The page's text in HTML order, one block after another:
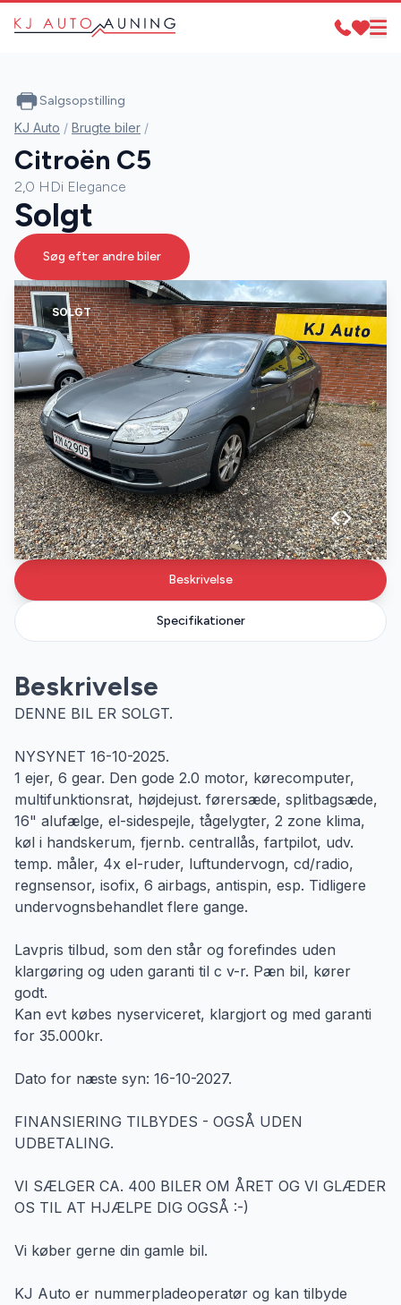
SOLGT
Specifikationer
Beskrivelse
Beskrivelse
DENNE BIL ER SOLGT.
NYSYNET 16-10-2025.
1 ejer, 6 gear. Den gode 2.0 motor, kørecomputer,
multifunktionsrat, højdejust. førersæde, splitbagsæde,
16" alufælge, el-sidespejle, tågelygter, 2 zone klima,
køl i handskerum, fjernb. centrallås, fartpilot, udv.
temp. måler, 4x el-ruder, luftundervogn, cd/radio,
regnsensor, isofix, 6 airbags, antispin, esp. Tidligere
undervognsbehandlet flere gange.
Lavpris tilbud, som den står og forefindes uden
klargøring og uden garanti til c v-r. Pæn bil, kører
godt.
Kan evt købes nyserviceret, klargjort og med garanti
for 35.000kr.
Dato for næste syn: 16-10-2027.
FINANSIERING TILBYDES - OGSÅ UDEN
UDBETALING.
VI SÆLGER CA. 400 BILER OM ÅRET OG VI GLÆDER
OS TIL AT HJÆLPE DIG OGSÅ :-)
Vi køber gerne din gamle bil.
KJ Auto er nummerpladeoperatør og kan tilbyde
Salgsopstilling
KJ Auto / Brugte biler /
Citroën C5
2,0 HDi Elegance
Solgt
Søg efter andre biler